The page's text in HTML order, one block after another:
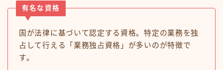
有名な資格
国が法律に基づいて認定する資格。特定の業務を独
占して行える「業務独占資格」が多いのが特徴で
す。